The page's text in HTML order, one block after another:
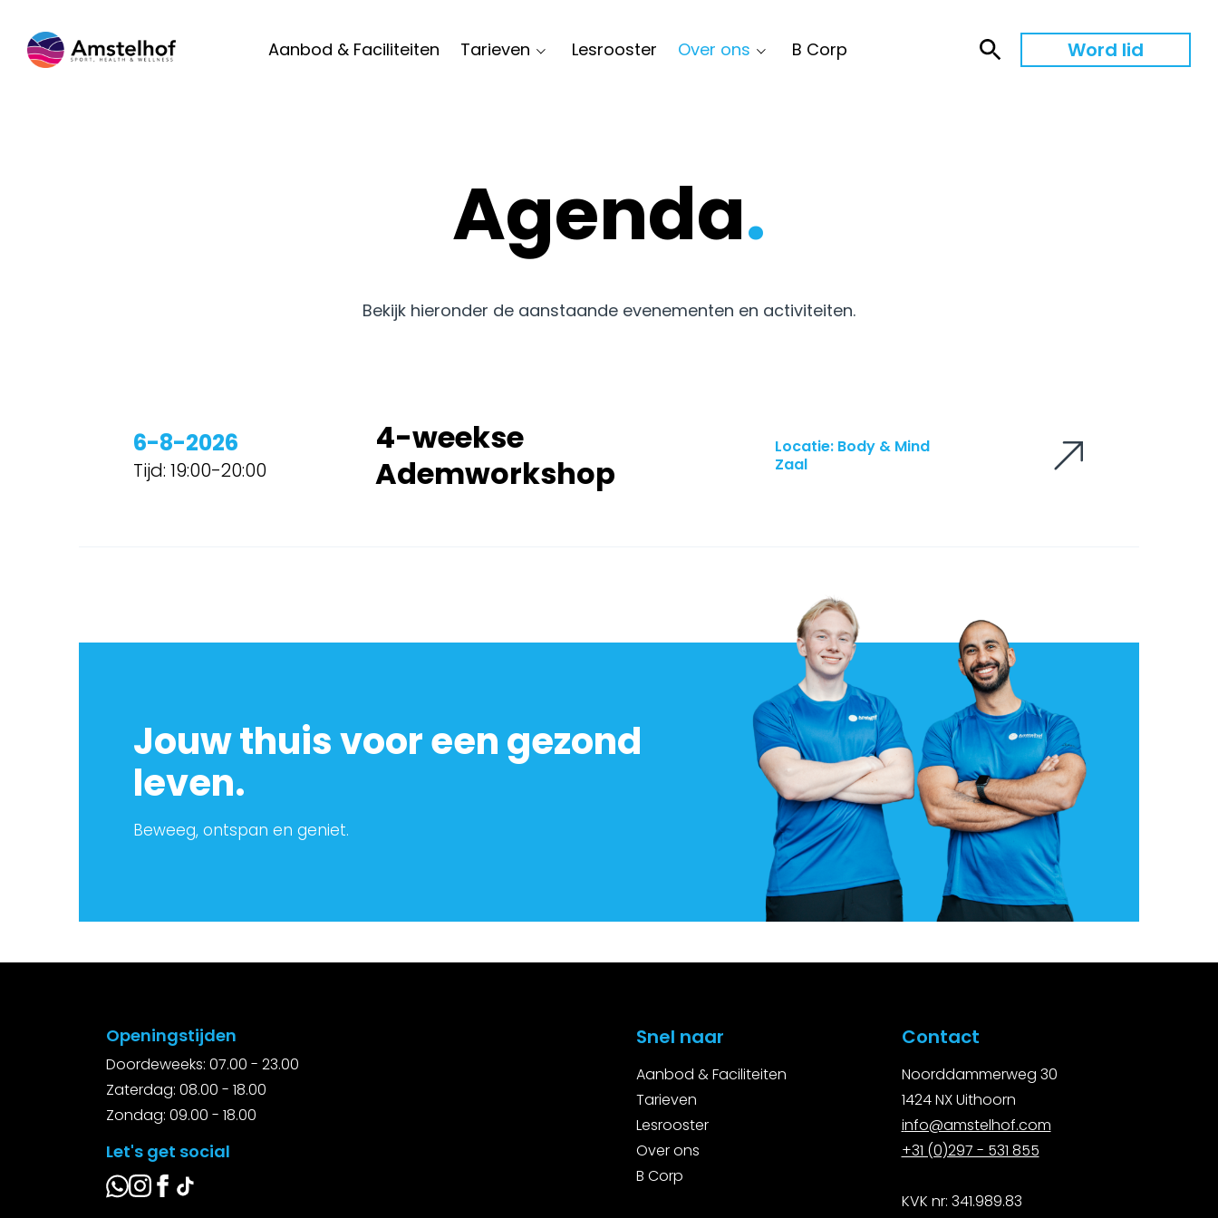
Aanbod & Faciliteiten Tarieven Lesrooster Over ons B Corp Word lid
Agenda.
Bekijk hieronder de aanstaande evenementen en activiteiten.
6-8-2026
Tijd: 19:00-20:00
4-weekse
Ademworkshop
Locatie: Body & Mind
Zaal
Jouw thuis voor een gezond
leven.
Beweeg, ontspan en geniet.
Openingstijden
Doordeweeks: 07.00 - 23.00
Zaterdag: 08.00 - 18.00
Zondag: 09.00 - 18.00
Let's get social
Snel naar
Aanbod & Faciliteiten
Tarieven
Lesrooster
Over ons
B Corp
Contact
Noorddammerweg 30
1424 NX Uithoorn
info@amstelhof.com
+31 (0)297 - 531 855
KVK nr: 341.989.83